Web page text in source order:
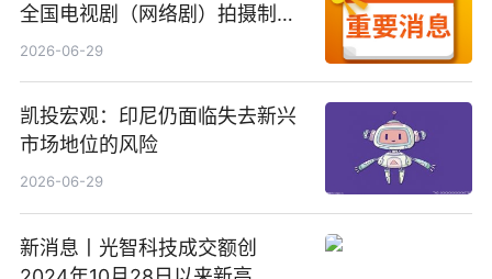
全国电视剧（网络剧）拍摄制作
备案公示剧目197部
2026-06-29
凯投宏观：印尼仍面临失去新兴
市场地位的风险
2026-06-29
新消息丨光智科技成交额创